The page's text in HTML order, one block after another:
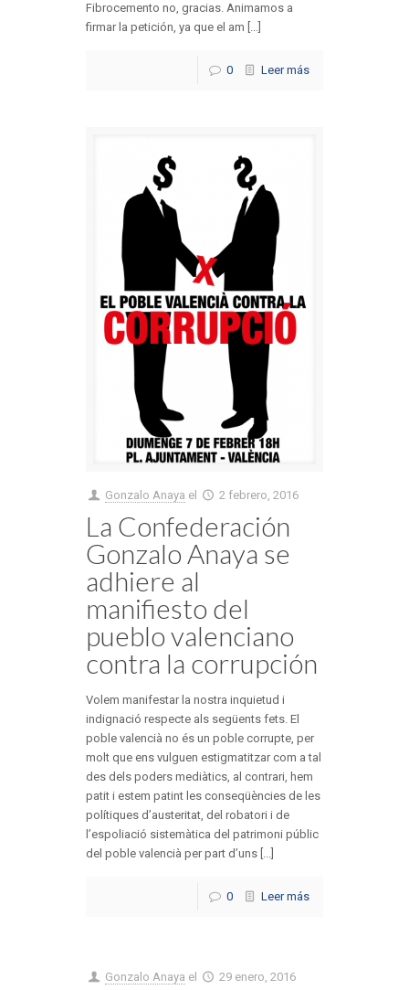
Fibrocemento no, gracias. Animamos a
firmar la petición, ya que el am [...]
0 Leer más
Gonzalo Anaya el 2 febrero, 2016
La Confederación
Gonzalo Anaya se
adhiere al
manifiesto del
pueblo valenciano
contra la corrupción
Volem manifestar la nostra inquietud i
indignació respecte als següents fets. El
poble valencià no és un poble corrupte, per
molt que ens vulguen estigmatitzar com a tal
des dels poders mediàtics, al contrari, hem
patit i estem patint les conseqüències de les
polítiques d’austeritat, del robatori i de
l’espoliació sistemàtica del patrimoni públic
del poble valencià per part d’uns [...]
0 Leer más
Gonzalo Anaya el 29 enero, 2016